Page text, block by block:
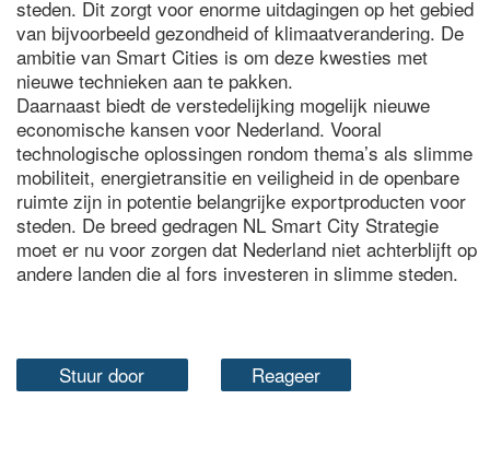
steden. Dit zorgt voor enorme uitdagingen op het gebied
van bijvoorbeeld gezondheid of klimaatverandering. De
ambitie van Smart Cities is om deze kwesties met
nieuwe technieken aan te pakken.
Daarnaast biedt de verstedelijking mogelijk nieuwe
economische kansen voor Nederland. Vooral
technologische oplossingen rondom thema’s als slimme
mobiliteit, energietransitie en veiligheid in de openbare
ruimte zijn in potentie belangrijke exportproducten voor
steden. De breed gedragen NL Smart City Strategie
moet er nu voor zorgen dat Nederland niet achterblijft op
andere landen die al fors investeren in slimme steden.
Stuur door Reageer